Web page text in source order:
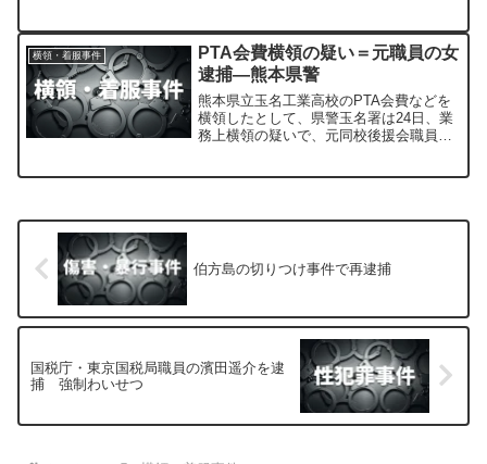
横領・着服事件
PTA会費横領の疑い＝元職員の女
逮捕―熊本県警
熊本県立玉名工業高校のPTA会費などを
横領したとして、県警玉名署は24日、業
務上横領の疑いで、元同校後援会職員岩
伯方島の切りつけ事件で再逮捕
国税庁・東京国税局職員の濱田遥介を逮
捕 強制わいせつ